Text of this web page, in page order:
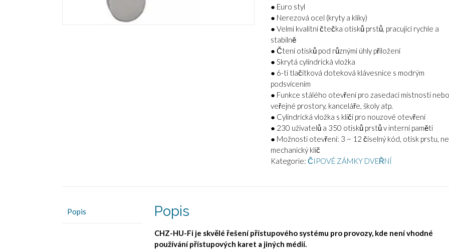
● Euro styl
● Nerezová ocel (kryty a kliky)
● Velmi kvalitní čtečka otisků prstů, pracující rychle a
stabilně
● Čtení otisků pod různými úhly přiložení
● Skrytá cylindrická vložka
● 6-ti tlačítková doteková klávesnice s modrým
podsvícením
● Funkce stálého otevření pro zasedací místnosti
veřejné prostory, kanceláře, školy atp.
● Cylindrická vložka s klíči pro nouzové otevření
● 230 uživatelů a 350 otisků prstů v interní paměti
● Možnosti otevření: 3 ~ 12 číselný kód, otisk prstu,
mechanický klíč
Kategorie:ČIPOVÉ ZÁMKY DVEŘNÍ
Popis Popis
CHZ-HU-Fi je skvělé řešení přístupového systému pro provozy, kde není vhodné
používání přístupových karet a jiných médií.